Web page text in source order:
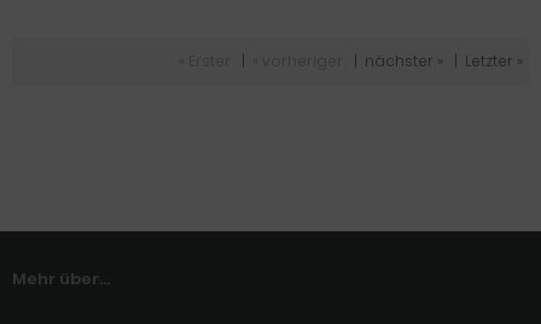
nächster » Letzter »
Mehr über...